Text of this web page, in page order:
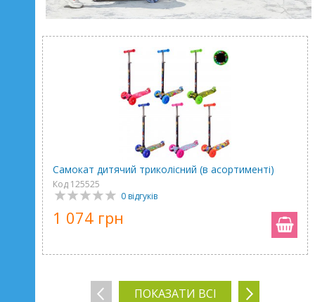
Самокат дитячий триколісний (в асортименті)
Код 125525
0 відгуків
1 074 грн
ПОКАЗАТИ ВСІ